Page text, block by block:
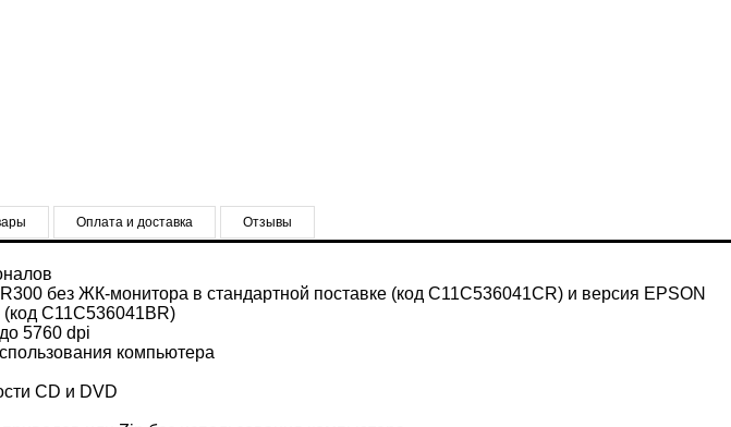
Оплата и доставка Отзывы
без ЖК-монитора в стандартной поставке (код C11C536041CR) и версия EPSON
C11C536041BR)
5760 dpi
компьютера
CD и DVD